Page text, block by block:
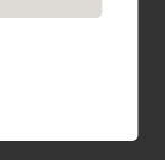
für bis zu 14